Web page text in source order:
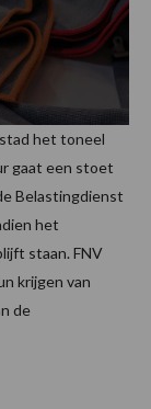
het toneel
gaat een stoet
Belastingdienst
het
staan. FNV
krijgen van
de